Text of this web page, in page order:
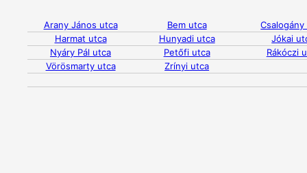
Arany János utca Bem utca
Harmat utca
Hunyadi utca
Jókai
Nyáry Pál utca
Petőfi utca
Rákóczi
Vörösmarty utca
Zrínyi utca